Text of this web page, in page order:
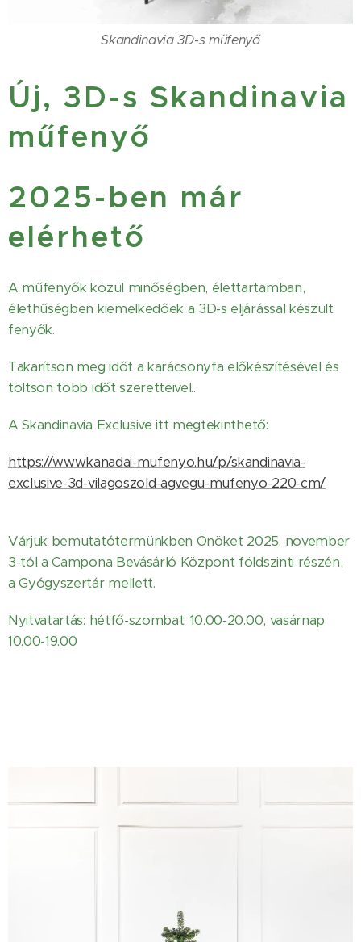
Skandinavia 3D-s műfenyő
Új, 3D-s Skandinavia
műfenyő
2025-ben már
elérhető
A műfenyők közül minőségben, élettartamban,
élethűségben kiemelkedőek a 3D-s eljárással készült
fenyők.
Takarítson meg időt a karácsonyfa előkészítésével és
töltsön több időt szeretteivel..
A Skandinavia Exclusive itt megtekinthető:
https://www.kanadai-mufenyo.hu/p/skandinavia-
exclusive-3d-vilagoszold-agvegu-mufenyo-220-cm/
Várjuk bemutatótermünkben Önöket 2025. november
3-tól a Campona Bevásárló Központ földszinti részén,
a Gyógyszertár mellett.
Nyitvatartás: hétfő-szombat: 10.00-20.00, vasárnap
10.00-19.00